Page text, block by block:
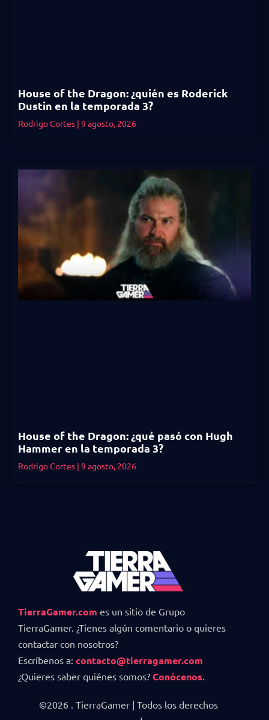
House of the Dragon: ¿quién es Roderick
Dustin en la temporada 3?
Rodrigo Cortes 9 agosto, 2026
House of the Dragon: ¿qué pasó con Hugh
Hammer en la temporada 3?
Rodrigo Cortes 9 agosto, 2026
TierraGamer.com es un sitio de Grupo
TierraGamer. ¿Tienes algún comentario o quieres
contactar con nosotros?
Escríbenos a: contacto@tierragamer.com
¿Quieres saber quiénes somos? Conócenos
©2026 . TierraGamer | Todos los derechos